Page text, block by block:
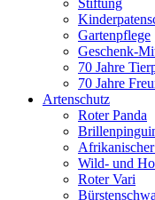
Stiftung
Gartenpflege
Geschenk-
70 Jahre
70 Jahre
Artenschutz
Roter Panda
Wild- und
Roter Vari